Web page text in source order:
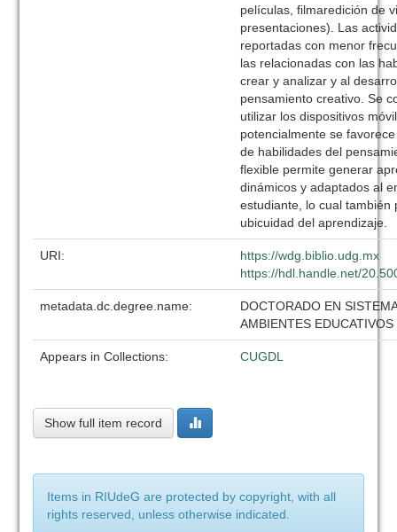
películas, filmaredición de
presentaciones). Las
reportadas con menor
las relacionadas con las
crear y analizar y al
pensamiento creativo. Se
utilizar los dispositivos
potencialmente se
de habilidades del
flexible permite generar
dinámicos y adaptados al
estudiante, lo cual también
ubicuidad del aprendizaje.
URI:
https://wdg.biblio.udg.mx
https://hdl.handle.net/
metadata.dc.degree.name:
DOCTORADO EN
AMBIENTES EDUCATIVOS
Appears in Collections: CUGDL
Show full item record
Items in RIUdeG are protected by copyright, with all
rights reserved, unless otherwise indicated.